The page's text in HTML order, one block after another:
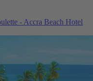
- Accra Beach Hotel